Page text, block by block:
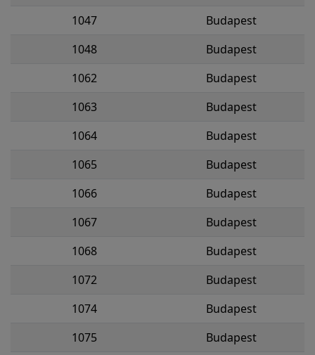
1047
Budapest
1048
Budapest
1062
Budapest
1063
Budapest
1064
Budapest
1065
Budapest
1066
Budapest
1067
Budapest
1068
Budapest
1072
Budapest
1074
Budapest
1075
Budapest